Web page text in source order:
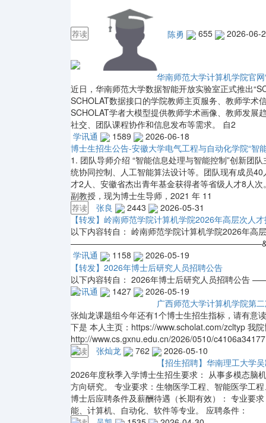
荐读 陈勇 655 2026-06-
华南师范大学计算机学院官
近日，华南师范大学数据智能开放实验室正式推出
SCHOLAT数据接口的学院教师主页服务、教师学术
SCHOLAT学者大模型提供教师学术画像、教师发展
社交、团队课程协作和信息发布等需求。 自2
学讯通
1589
2026-06-18
博士生招生公告-安徽大学电气工程与自动化学院“智
1. 团队导师介绍 “智能信息处理与智能控制”创新团
统协同控制、人工智能算法设计等。团队现有成员
才2人、安徽省杰出青年基金获得者等省级人才8人
副教授，现为博士生导师，2021 年 11
荐读 张良 2443
2026-05-31
【转发】岭南师范学院计算机学院2026年高层次人
以下内容转自： 岭南师范学院计算机学院2026年高
学讯通
1158
2026-05-19
【转发】2026年博士后研究人员招聘公告
以下内容转自： 2026年博士后研究人员
学讯通
1427
2026-05-19
广西师范大学计算机学院第
张灿龙课题组今年还有1个博士生招生指标，请有意
下是 本人主页：https://www.scholat.com/zcltyp 我
http://www.cs.gxnu.edu.cn/2026/0510/
荐读 张灿龙 762
2026-05-10
【招生招聘】华南理工大学
2026年度秋季入学博士生招生要求： 从事多模态脑
方向研究。 专业要求：生物医学工程、智能医学工
博士后应聘条件及薪酬待遇（长期有效）： 专业要
能、计算机、自动化、软件等专业。 应聘条件：